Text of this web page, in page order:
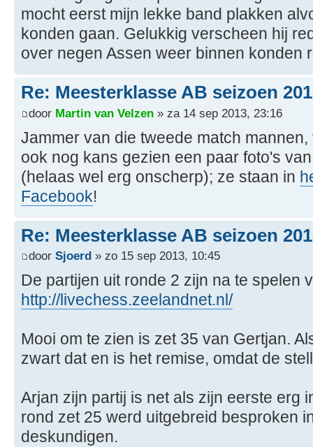
mocht eerst mijn lekke band plakken
konden gaan. Gelukkig verscheen hij
over negen Assen weer binnen konden
Re: Meesterklasse AB seizoen
door Martin van Velzen » za 14 sep 2013, 23:16
Jammer van die tweede match
ook nog kans gezien een paar foto's
(helaas wel erg onscherp); ze staan in
Facebook!
Re: Meesterklasse AB seizoen
door Sjoerd » zo 15 sep 2013, 10:45
De partijen uit ronde 2 zijn na te spelen
http://livechess.zeelandnet.nl/
Mooi om te zien is zet 35 van Gertjan.
zwart dat en is het remise, omdat de
Arjan zijn partij is net als zijn eerste erg
rond zet 25 werd uitgebreid besproken
deskundigen.